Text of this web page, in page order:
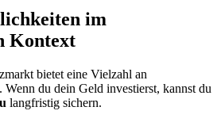
im
Kontext
bietet eine Vielzahl an
du dein Geld investierst, kannst du
langfristig sichern.